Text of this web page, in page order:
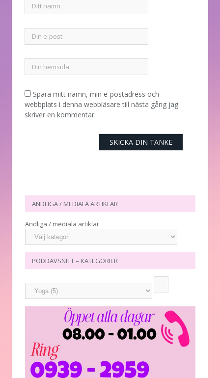
Spara mitt namn, min e-postadress och
webbplats i denna webbläsare till nästa gång jag
skriver en kommentar.
ANDLIGA / MEDIALA ARTIKLAR
Andliga / mediala artiklar
PODDAVSNITT – KATEGORIER